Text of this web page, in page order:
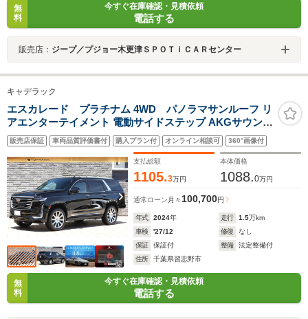
無
料
今すぐ在庫確認・見積依頼
電話する
販売店： ジープ／プジョー木更津ＳＰＯＴｉＣＡＲセンター
キャデラック
エスカレード プラチナム 4WD パノラマサンルーフ リ
アエンターテイメント 電動サイドステップ AKGサウンド
新車保証付き ワンオーナー
販売店保証 車両品質評価書付 購入プラン付 オンライン相談可 360°画像付
支払総額
1105.3万円
本体価格
1088.0万円
通常ローン 月々 100,700円
年式 2024年 走行 1.5万km
車検
'27/12 修復
なし
保証
保証付 整備
法定整備付
住所
千葉県習志野市
無
料
今すぐ在庫確認・見積依頼
電話する